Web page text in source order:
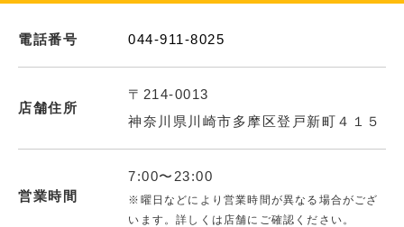
電話番号 044-911-8025
店舗住所
〒214-0013
神奈川県川崎市多摩区登戸新町４１５
営業時間
7:00〜23:00
※曜日などにより営業時間が異なる場合がござ
います。詳しくは店舗にご確認ください。